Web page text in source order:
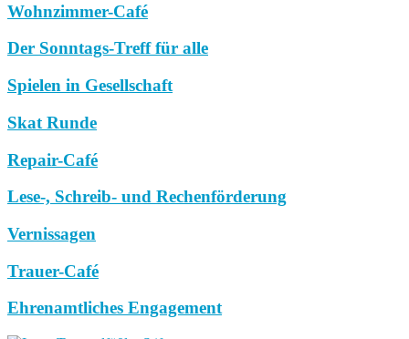
Wohnzimmer-Café
Der Sonntags-Treff für alle
Spielen in Gesellschaft
Skat Runde
Repair-Café
Lese-, Schreib- und Rechenförderung
Vernissagen
Trauer-Café
Ehrenamtliches Engagement